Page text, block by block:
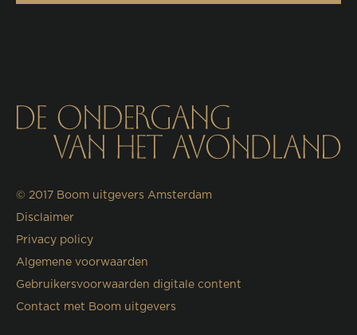
© 2017 Boom uitgevers Amsterdam
Disclaimer
Privacy policy
Algemene voorwaarden
Gebruikersvoorwaarden digitale content
Contact met Boom uitgevers